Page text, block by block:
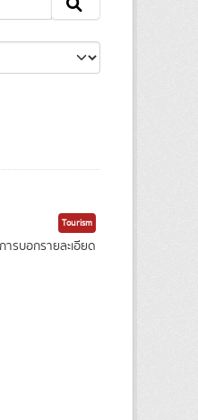
Tourism
รบอกรายละเอียด